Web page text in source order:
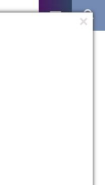
UCPel
do Instituto
para